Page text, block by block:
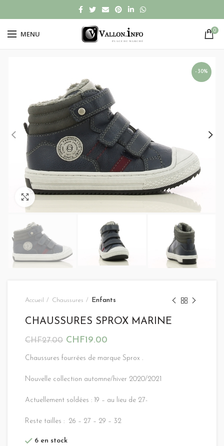
MENU 0
-30%
Click to enlarge
Accueil Chaussures Enfants
CHAUSSURES SPROX MARINE
CHF27.00 CHF19.00
Chaussures fourrées de marque Sprox .
Nouvelle collection automne/hiver 2020/2021
Actuellement soldées : 19 – au lieu de 27-
Reste tailles : 26 – 27 – 29 – 32
6 en stock